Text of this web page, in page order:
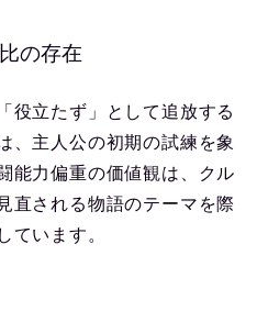
の存在
役立たず」として追放する
、主人公の初期の試練を象
能力偏重の価値観は、クル
直される物語のテーマを際
ています。